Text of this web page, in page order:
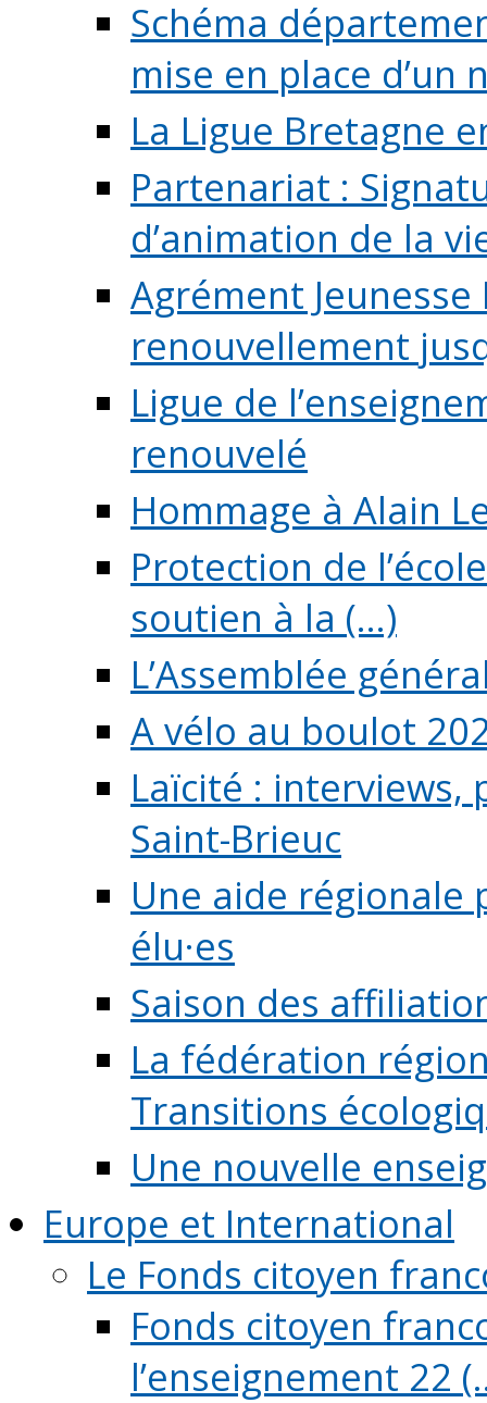
Schéma
mise en place d’un
La Ligue Bretagne
Partenariat :
d’animation de la
Agrément
renouvellement
Ligue de
renouvelé
Hommage à Alain
Protection de
soutien à la (...)
L’Assemblée
A vélo au boulot
Laïcité :
Saint-Brieuc
Une aide régionale
élu·es
Saison des
La fédération
Transitions
Une nouvelle
Europe et International
Le Fonds citoyen
Fonds citoyen
l’enseignement 22